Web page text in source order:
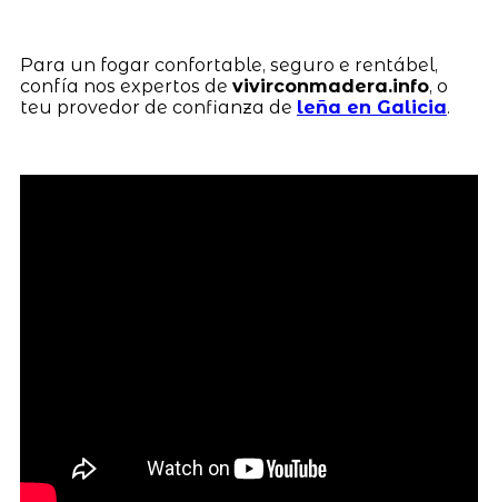
Para un fogar confortable, seguro e rentábel,
confía nos expertos de vivirconmadera.info, o
teu provedor de confianza de leña en Galicia.